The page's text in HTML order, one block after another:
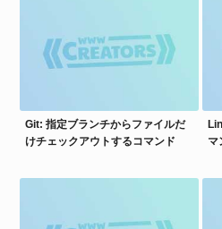
Git: 指定ブランチからファイルだ
けチェックアウトするコマンド
マ